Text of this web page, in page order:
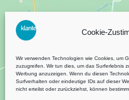
Cookie-
Wir verwenden Technologien wie Cookies, um
zuzugreifen. Wir tun dies, um das Surferlebnis
Werbung anzuzeigen. Wenn du diesen
Surfverhalten oder eindeutige IDs auf dieser
nicht erteilst oder zurückziehst, können